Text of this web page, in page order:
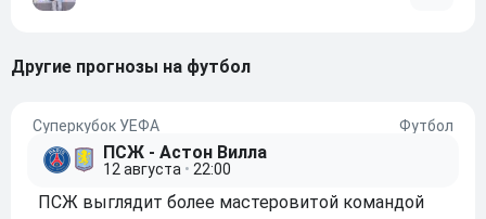
другие прогнозы на футбол
Суперкубок УЕФА Футбол
ПСЖ - Астон Вилла
12 августа • 22:00
ПСЖ выглядит более мастеровитой командой